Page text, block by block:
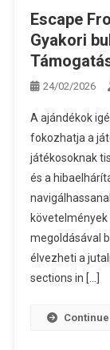
Escape
Gyakori
24/02/2026
A ajándékok
fokozhatja a
játékosoknak
és a
megoldásával
élvezheti a
sections in […]